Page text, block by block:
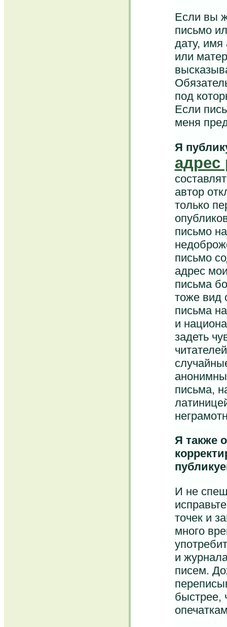
Если вы
письмо
дату, имя
или
под
Если
меня
Я
адрес
автор
только
письмо
письмо
адрес
письма
тоже вид
письма
и
задеть
письма,
Я также
И не
точек и
много
и
писем.
быстрее,